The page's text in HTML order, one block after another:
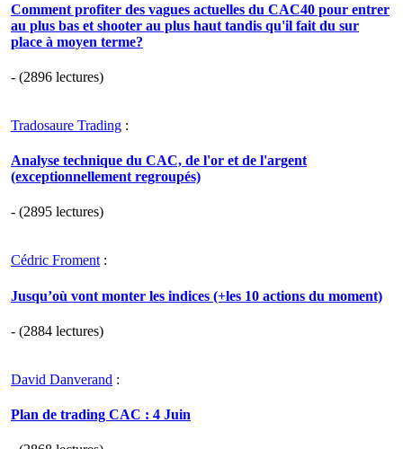
Comment profiter des vagues actuelles du CAC40 pour entrer
au plus bas et shooter au plus haut tandis qu'il fait du sur
place à moyen terme?
- (2896 lectures)
Tradosaure Trading :
Analyse technique du CAC, de l'or et de l'argent
(exceptionnellement regroupés)
- (2895 lectures)
Cédric Froment :
Jusqu’où vont monter les indices (+les 10 actions du moment)
- (2884 lectures)
David Danverand :
Plan de trading CAC : 4 Juin